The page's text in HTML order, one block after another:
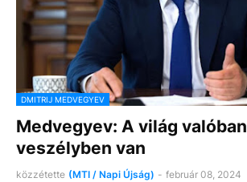
DMITRIJ MEDVEGYEV
Medvegyev: A világ valóban
veszélyben van
közzétette (MTI / Napi Újság) - február 08, 2024